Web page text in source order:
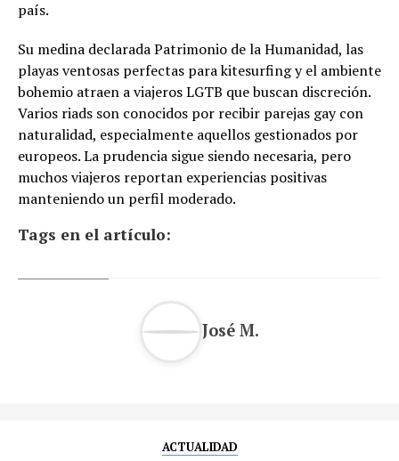
país.
Su medina declarada Patrimonio de la Humanidad, las
playas ventosas perfectas para kitesurfing y el ambiente
bohemio atraen a viajeros LGTB que buscan discreción.
Varios riads son conocidos por recibir parejas gay con
naturalidad, especialmente aquellos gestionados por
europeos. La prudencia sigue siendo necesaria, pero
muchos viajeros reportan experiencias positivas
manteniendo un perfil moderado.
Tags en el artículo:
José M.
ACTUALIDAD